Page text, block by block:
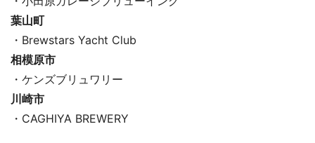
葉山町
・Brewstars Yacht Club
相模原市
・ケンズブリュワリー
川崎市
・CAGHIYA BREWERY